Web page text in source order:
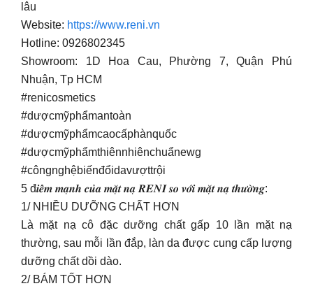
lâu
Website: https://www.reni.vn
Hotline: 0926802345
Showroom: 1D Hoa Cau, Phường 7, Quận Phú
Nhuận, Tp HCM
#renicosmetics
#dượcmỹphẩmantoàn
#dượcmỹphẩmcaocấphànquốc
#dượcmỹphẩmthiênnhiênchuẩnewg
#côngnghệbiếnđổidavượttrội
5 đ𝒊𝒆̂̉𝒎 𝒎𝒂̣𝒏𝒉 𝒄𝒖̉𝒂 𝒎𝒂̣̆𝒕 𝒏𝒂̣ 𝑹𝑬𝑵𝑰 𝒔𝒐 𝒗𝒐̛́𝒊 𝒎𝒂̣̆𝒕 𝒏𝒂̣ 𝒕𝒉𝒖̛𝒐̛̀𝒏𝒈:
1/ NHIỀU DƯỠNG CHẤT HƠN
Là mặt nạ cô đặc dưỡng chất gấp 10 lần mặt nạ
thường, sau mỗi lần đắp, làn da được cung cấp lượng
dưỡng chất dồi dào.
2/ BÁM TỐT HƠN